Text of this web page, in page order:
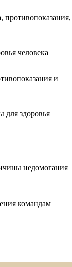
противопоказания,
человека
и
для здоровья
недомогания
командам